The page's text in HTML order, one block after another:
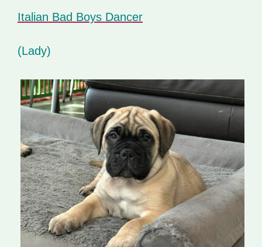
Italian Bad Boys Dancer
(Lady)